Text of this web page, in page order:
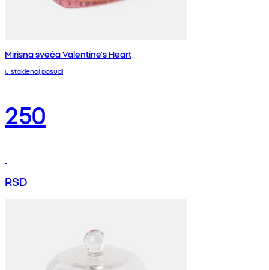
Mirisna sveća Valentine's Heart
u staklenoj posudi
250
RSD